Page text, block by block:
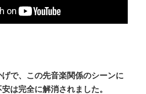
で、この先音楽関係のシーンに
は完全に解消されました。